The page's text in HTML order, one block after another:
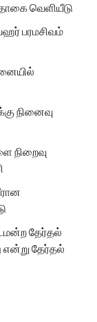
வெளியீடு
பரமசிவம்
நினைவு
நிறைவு
தேர்தல்
என்று தேர்தல்